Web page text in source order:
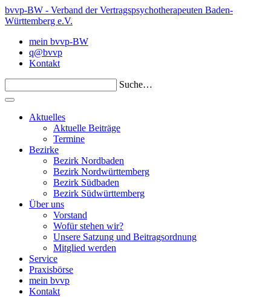
bvvp-BW - Verband der Vertragspsychotherapeuten Baden-
Württemberg e.V.
mein bvvp-BW
q@bvvp
Kontakt
Suche…
Aktuelles
Aktuelle Beiträge
Termine
Bezirke
Bezirk Nordbaden
Bezirk Nordwürttemberg
Bezirk Südbaden
Bezirk Südwürttemberg
Über uns
Vorstand
Wofür stehen wir?
Unsere Satzung und Beitragsordnung
Mitglied werden
Service
Praxisbörse
mein bvvp
Kontakt